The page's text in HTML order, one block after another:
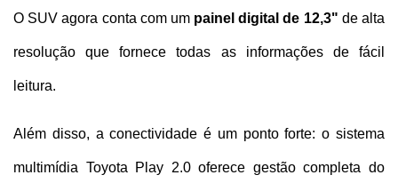
O SUV agora conta com um painel digital de 12,3" de alta
resolução que fornece todas as informações de fácil
leitura.
Além disso, a conectividade é um ponto forte: o sistema
multimídia Toyota Play 2.0 oferece gestão completa do